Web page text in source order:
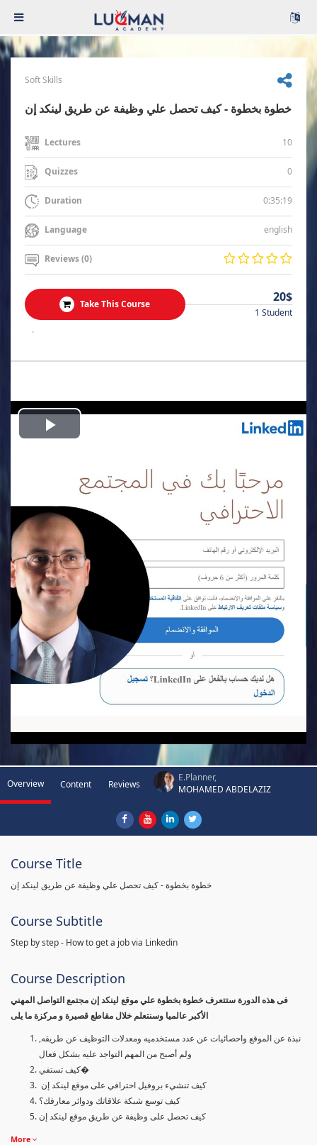
Soft Skills
خطوة بخطوة - كيف تحصل علي وظيفة عن طريق لينكد إن
Lectures 10
Quizzes 0
Duration 0:35:19
Language english
Reviews (0)
Take This Course 20$
1 Student
.
Play
Video
Overview Content Reviews
E.Planner,
MOHAMED ABDELAZIZ
Course Title
خطوة بخطوة - كيف تحصل علي وظيفة عن طريق لينكد إن
Course Subtitle
Step by step - How to get a job via Linkedin
Course Description
فى هذه الدورة ستتعرف خطوة بخطوة علي موقع لينكد إن مجتمع التواصل المهني
الأكبر عالميا وسنتعلم خلال مقاطع قصيرة و مركزة ما يلى
نبذة عن الموقع واحصائيات عن عدد مستخدميه ومعدلات التوظيف عن طريقه,
ولم أصبح من المهم التواجد عليه بشكل فعال
كيف تستفي�
كيف تنشيء بروفيل احترافي على موقع لينكد إن
كيف توسع شبكة علاقاتك ودوائر معارفك؟
كيف تحصل على وظيفة عن طريق موقع لينكد إن
More